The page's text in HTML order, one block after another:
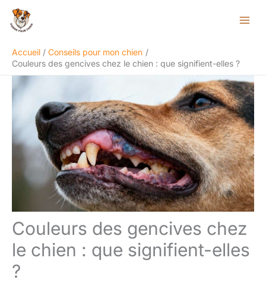
Aller
Accueil
Conseils pour mon chien
Couleurs des gencives chez le chien : que signifient-elles ?
Couleurs des gencives chez
le chien : que signifient-elles
?
Rechercher